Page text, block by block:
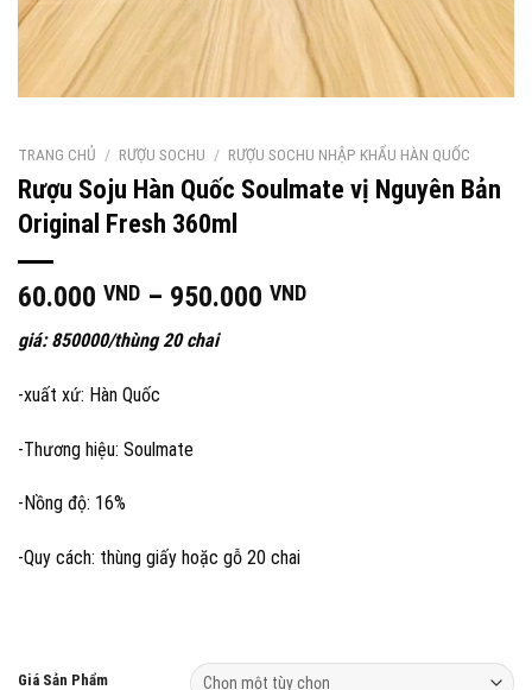
TRANG CHỦ / RƯỢU SOCHU / RƯỢU SOCHU NHẬP KHẨU HÀN QUỐC
Rượu Soju Hàn Quốc Soulmate vị Nguyên Bản
Original Fresh 360ml
60.000 VND – 950.000 VNDKhoảng
giá: 850000/thùng 20 chai
-xuất xứ: Hàn Quốc
-Thương hiệu: Soulmate
-Nồng độ: 16%
-Quy cách: thùng giấy hoặc gỗ 20 chai
Giá Sản Phẩm